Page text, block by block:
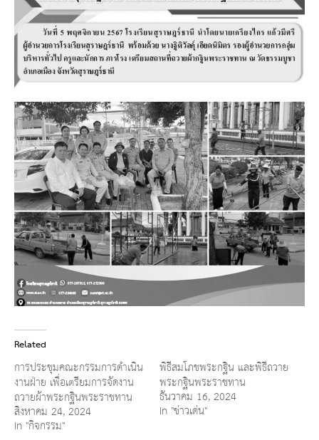
Related
การประชุมคณะกรรมการดำเนิน
งานฝ่าย เพื่อเตรียมการจัดงาน
ถวายผ้าพระกฐินพระราชทาน
สิงหาคม 24, 2024
In "กิจกรรม"
พิธีสมโภชพระกฐิน และพิธีถวาย
พระกฐินพระราชทาน
ธันวาคม 16, 2024
In "ข่าวเด่น"